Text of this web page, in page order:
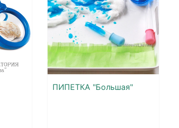
ПИПЕТКА "Большая"